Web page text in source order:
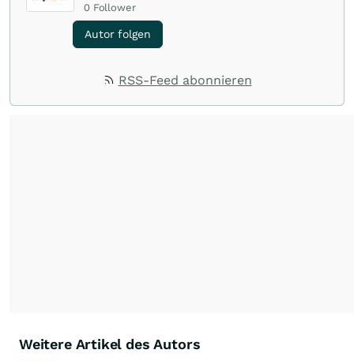
0 Follower
Autor folgen
RSS-Feed abonnieren
Weitere Artikel des Autors